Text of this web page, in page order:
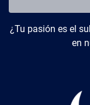
Buceo y Viajes
¿Tu pasión es el
en